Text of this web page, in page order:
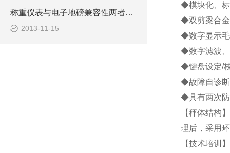
称重仪表与电子地磅兼容性两者的分析
2013-11-15
◆模块化、标
◆双剪梁合金
◆数字显示毛
◆数字滤波、
◆键盘设定/
◆故障自诊断
◆具有两次防
【秤体结构
理后，采用
【技术培训